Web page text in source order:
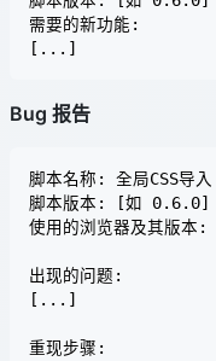
需要的新功能:
Bug 报告
脚本名称: 全局CSS导入
脚本版本: [如 0.6.0]
使用的浏览器及其版
出现的问题:
[...]
重现步骤: